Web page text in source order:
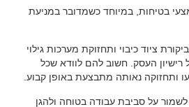
בטיחות, במיוחד כשמדובר במניעת
ציוד כיבוי ותחזוקת מערכות גילוי
העסק. חשוב להם לוודא שכל
ותחזוקה נאותה מתבצעת באופן קבוע.
לשמור על סביבת עבודה בטוחה ולהגן